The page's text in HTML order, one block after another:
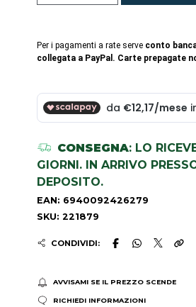
Per i pagamenti a rate serve conto
collegata a PayPal. Carte prepagate
CONSEGNA: LO
GIORNI. IN ARRIVO
DEPOSITO.
EAN: 6940092426279
SKU: 221879
CONDIVIDI:
AVVISAMI SE IL PREZZO SCENDE
RICHIEDI INFORMAZIONI